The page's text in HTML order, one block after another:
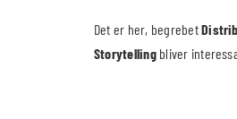
Det er her, begrebet
Storytellingbliver